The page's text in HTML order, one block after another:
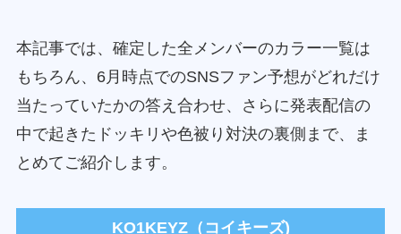
本記事では、確定した全メンバーのカラー一覧は
もちろん、6月時点でのSNSファン予想がどれだけ
当たっていたかの答え合わせ、さらに発表配信の
中で起きたドッキリや色被り対決の裏側まで、ま
とめてご紹介します。
KO1KEYZ（コイキーズ)